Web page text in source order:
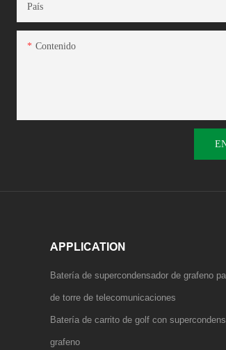
País
Contenido
APPLICATION
Batería de supercondensador de grafeno
de torre de telecomunicaciones
Batería de carrito de golf con
grafeno